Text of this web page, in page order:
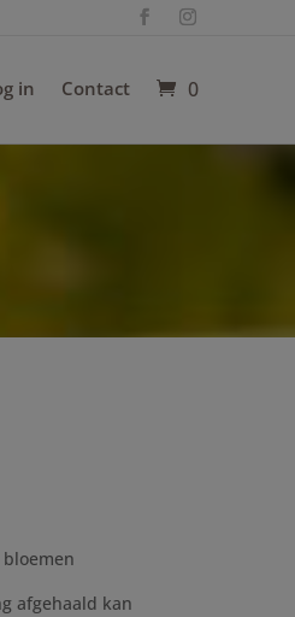
in Contact 0
afgehaald kan